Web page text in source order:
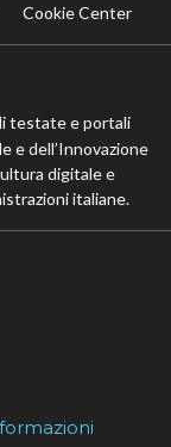
Cookie Center
testate e portali
e dell’Innovazione
digitale e
italiane.